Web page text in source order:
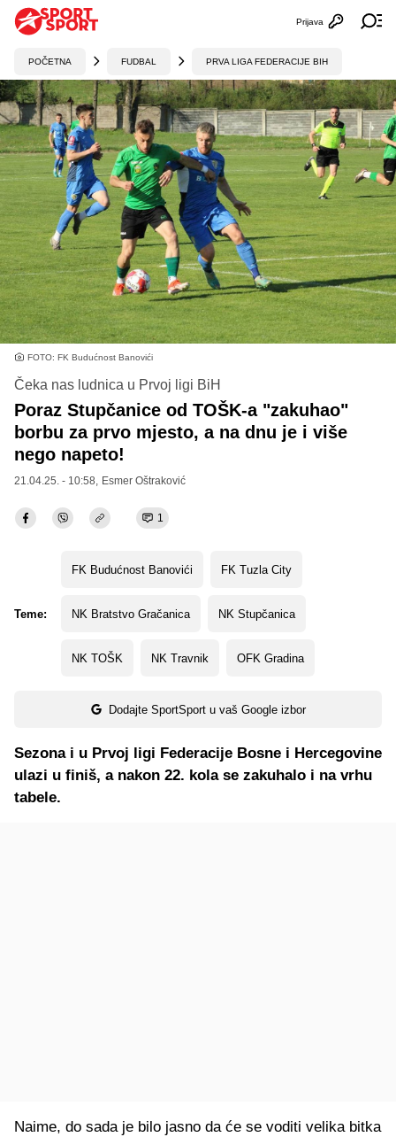
Otvori
Prijava
POČETNA FUDBAL PRVA LIGA FEDERACIJE BIH
FOTO: FK Budućnost Banovići
Čeka nas ludnica u Prvoj ligi BiH
Poraz Stupčanice od TOŠK-a "zakuhao"
borbu za prvo mjesto, a na dnu je i više
nego napeto!
21.04.25. - 10:58, Esmer Oštraković
1
Teme:
FK Budućnost Banovići FK Tuzla City
NK Bratstvo Gračanica NK Stupčanica
NK TOŠK NK Travnik OFK Gradina
Dodajte SportSport u vaš Google izbor
Sezona i u Prvoj ligi Federacije Bosne i Hercegovine
ulazi u finiš, a nakon 22. kola se zakuhalo i na vrhu
tabele.
Naime, do sada je bilo jasno da će se voditi velika bitka